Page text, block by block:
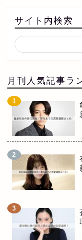
サイト内検索
月刊人気記事ラ